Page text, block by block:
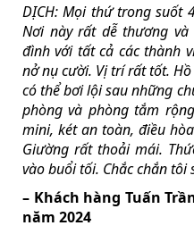
DỊCH: Mọi thứ trong suốt
Nơi này rất dễ thương
đình với tất cả các thành
nở nụ cười. Vị trí rất tốt.
có thể bơi lội sau những
phòng và phòng tắm
mini, két an toàn, điều
Giường rất thoải mái.
vào buổi tối. Chắc chắn tôi
– Khách hàng Tuấn
năm 2024